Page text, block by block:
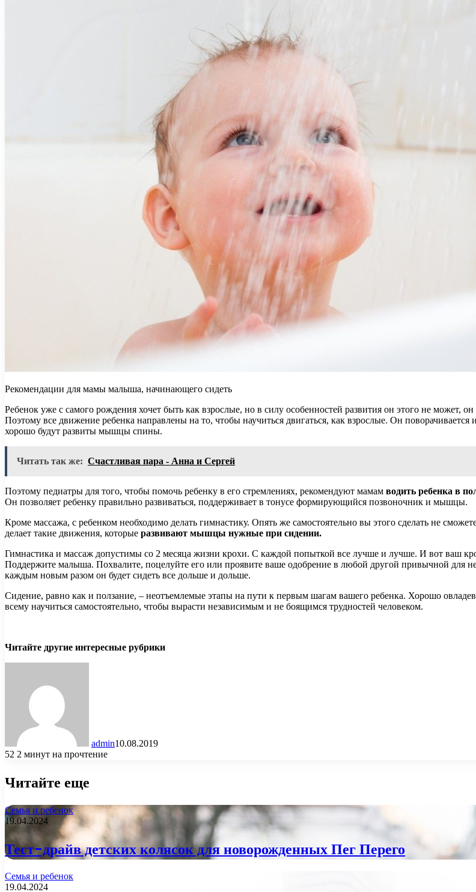
Рекомендации для мамы малыша, начинающего сидеть
Ребенок уже с самого рождения хочет быть как взрослые, но в силу особенностей развития он этого не может,
Поэтому все движение ребенка направлены на то, чтобы научиться двигаться, как взрослые. Он поворачивается
хорошо будут развиты мышцы спины.
Читать так же: Счастливая пара - Анна и Сергей
Поэтому педиатры для того, чтобы помочь ребенку в его стремлениях, рекомендуют мамам водить ребенка в
Он позволяет ребенку правильно развиваться, поддерживает в тонусе формирующийся позвоночник и мышцы.
Кроме массажа, с ребенком необходимо делать гимнастику. Опять же самостоятельно вы этого сделать не
делает такие движения, которые развивают мышцы нужные при сидении.
Гимнастика и массаж допустимы со 2 месяца жизни крохи. С каждой попыткой все лучше и лучше. И вот ваш
Поддержите малыша. Похвалите, поцелуйте его или проявите ваше одобрение в любой другой привычной для
каждым новым разом он будет сидеть все дольше и дольше.
Сидение, равно как и ползание, – неотъемлемые этапы на пути к первым шагам вашего ребенка. Хорошо
всему научиться самостоятельно, чтобы вырасти независимым и не боящимся трудностей человеком.
Читайте другие интересные рубрики
admin10.08.2019
52 2 минут на прочтение
Читайте еще
Семья и ребенок
19.04.2024
Тест-драйв детских колясок для новорожденных Пег Перего
Семья и ребенок
19.04.2024